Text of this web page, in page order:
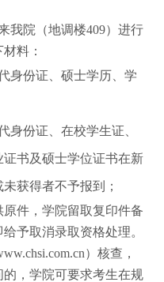
我院（地调楼409）进行
料：
身份证、硕士学历、学
身份证、在校学生证、
书及硕士学位证书在新
获得者不予报到；
件，学院留取复印件备
予取消录取资格处理。
）核查，
，学院可要求考生在规